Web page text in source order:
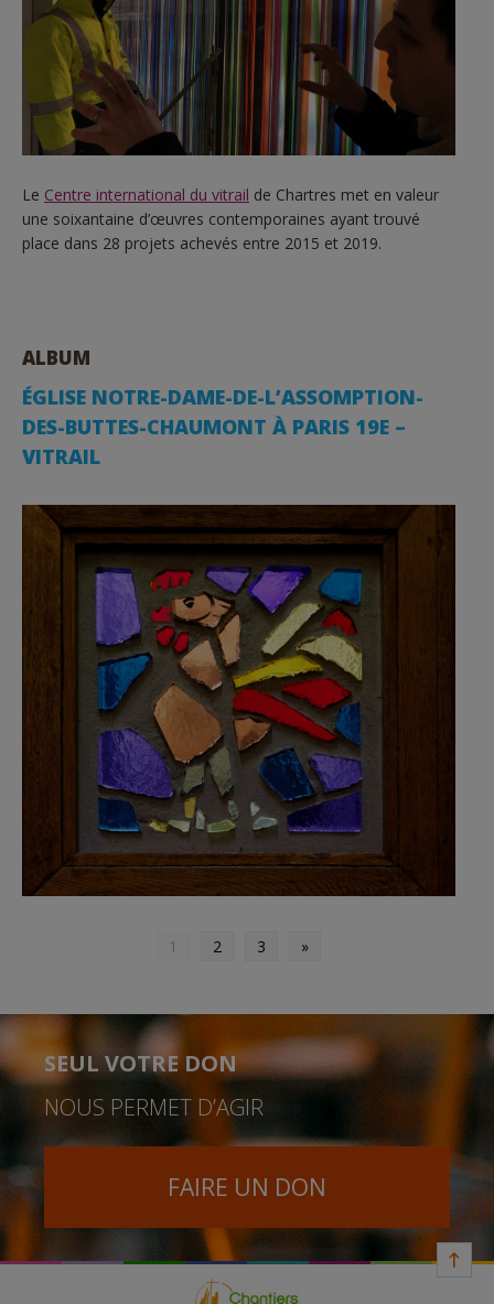
Le Centre international du vitrail de Chartres met en valeur
une soixantaine d’œuvres contemporaines ayant trouvé
place dans 28 projets achevés entre 2015 et 2019.
ALBUM
ÉGLISE NOTRE-DAME-DE-L’ASSOMPTION-
DES-BUTTES-CHAUMONT À PARIS 19E –
VITRAIL
1 2 3 »
SEUL VOTRE DON
NOUS PERMET D’AGIR
FAIRE UN DON